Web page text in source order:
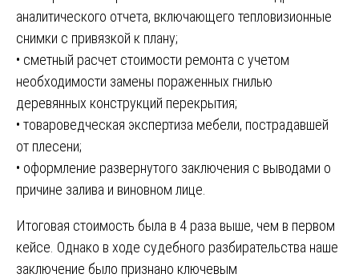
аналитического отчета, включающего тепловизионные
снимки с привязкой к плану;
• сметный расчет стоимости ремонта с учетом
необходимости замены пораженных гнилью
деревянных конструкций перекрытия;
• товароведческая экспертиза мебели, пострадавшей
от плесени;
• оформление развернутого заключения с выводами о
причине залива и виновном лице.
Итоговая стоимость была в 4 раза выше, чем в первом
кейсе. Однако в ходе судебного разбирательства наше
заключение было признано ключевым